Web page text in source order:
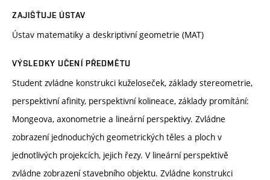
ZAJIŠŤUJE ÚSTAV
Ústav matematiky a deskriptivní geometrie (MAT)
VÝSLEDKY UČENÍ PŘEDMĚTU
Student zvládne konstrukci kuželoseček, základy stereometrie,
perspektivní afinity, perspektivní kolineace, základy promítání:
Mongeova, axonometrie a lineární perspektivy. Zvládne
zobrazení jednoduchých geometrických těles a ploch v
jednotlivých projekcích, jejich řezy. V lineární perspektivě
zvládne zobrazení stavebního objektu. Zvládne konstrukci